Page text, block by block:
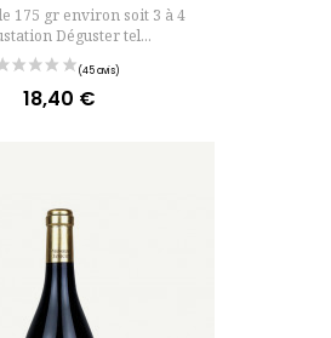
175 gr environ soit 3 à 4
Déguster tel...
Prix
18,40 €